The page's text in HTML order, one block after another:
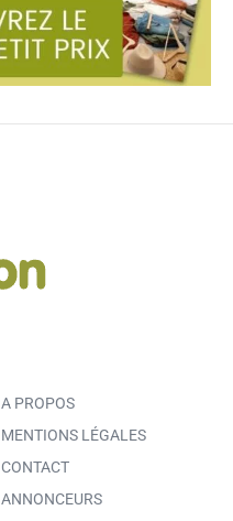
A PROPOS
MENTIONS LÉGALES
CONTACT
ANNONCEURS